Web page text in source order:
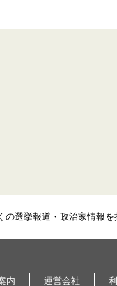
の選挙報道・政治家情報
内 運営会社